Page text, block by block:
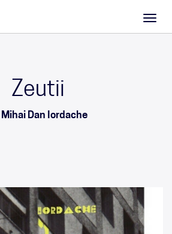
Zeutii
Mihai Dan Iordache